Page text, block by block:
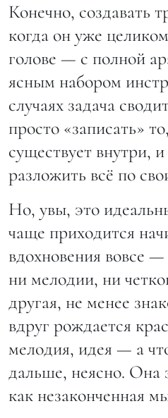
Конечно, создавать
когда он уже
голове — с полной
ясным набором
случаях задача
просто «записать»
существует внутри,
разложить всё по
Но, увы, это
чаще приходится
вдохновения вовсе
ни мелодии, ни
другая, не менее
вдруг рождается
мелодия, идея — а
дальше, неясно. Она
как незаконченная